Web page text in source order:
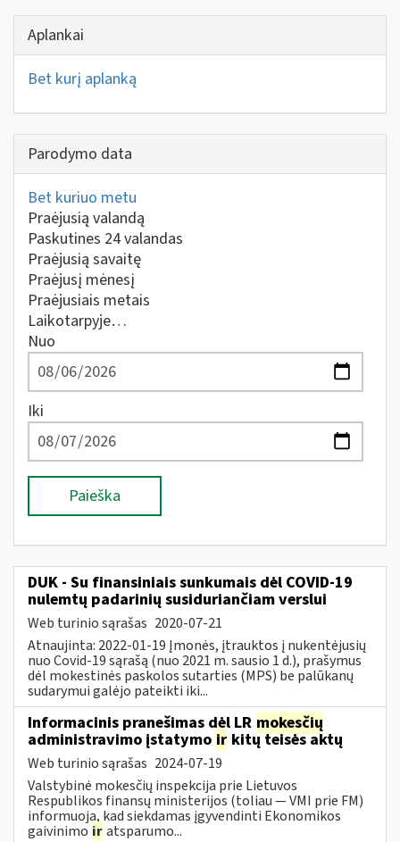
Aplankai
Bet kurį aplanką
Parodymo data
Bet kuriuo metu
Praėjusią valandą
Paskutines 24 valandas
Praėjusią savaitę
Praėjusį mėnesį
Praėjusiais metais
Laikotarpyje…
Nuo
Iki
Paieška
DUK - Su finansiniais sunkumais dėl COVID-19
nulemtų padarinių susiduriančiam verslui
Web turinio sąrašas 2020-07-21
Atnaujinta: 2022-01-19 Įmonės, įtrauktos į nukentėjusių
nuo Covid-19 sąrašą (nuo 2021 m. sausio 1 d.), prašymus
dėl mokestinės paskolos sutarties (MPS) be palūkanų
sudarymui galėjo pateikti iki...
Informacinis pranešimas dėl LR mokesčių
administravimo įstatymo ir kitų teisės aktų
Web turinio sąrašas 2024-07-19
Valstybinė mokesčių inspekcija prie Lietuvos
Respublikos finansų ministerijos (toliau — VMI prie FM)
informuoja, kad siekdamas įgyvendinti Ekonomikos
gaivinimo iratsparumo...